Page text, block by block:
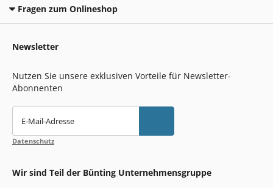
Fragen zum Onlineshop
Newsletter
Nutzen Sie unsere exklusiven Vorteile für Newsletter-
Abonnenten
E-Mail-Adresse
Datenschutz
Wir sind Teil der Bünting Unternehmensgruppe